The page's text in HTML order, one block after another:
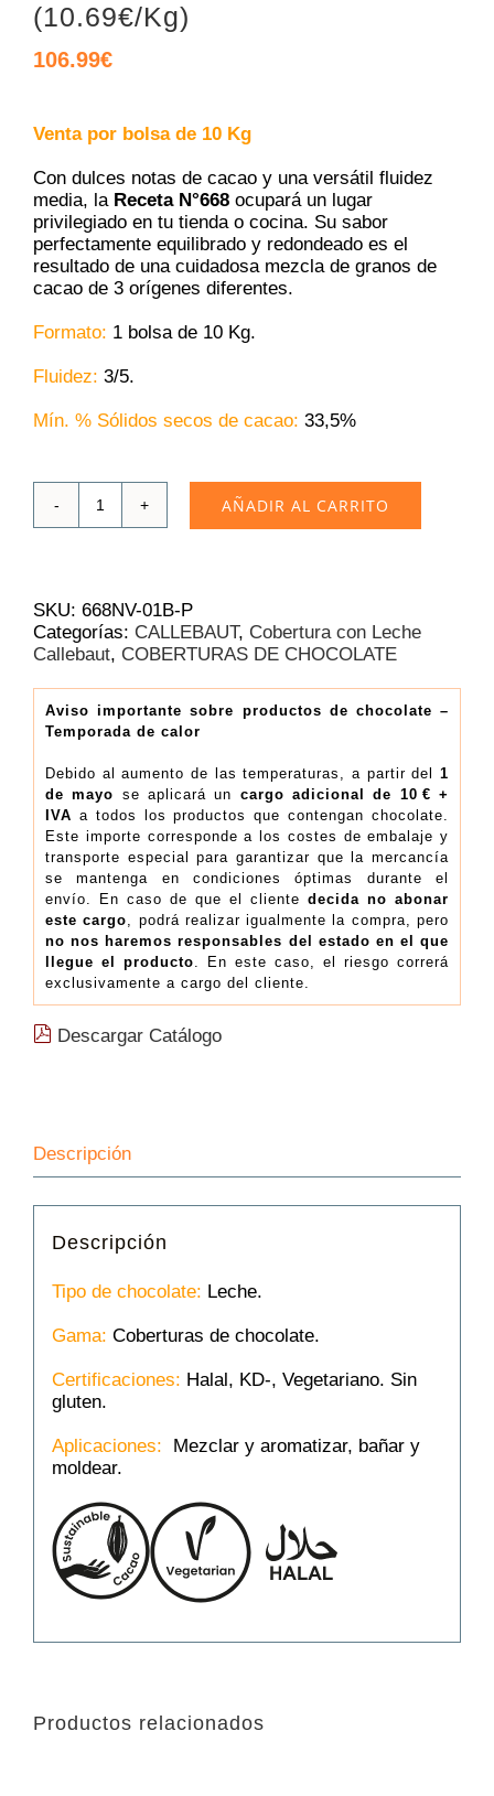
(10.69€/Kg)
106.99€
Venta por bolsa de 10 Kg
Con dulces notas de cacao y una versátil fluidez
media, la Receta N°668 ocupará un lugar
privilegiado en tu tienda o cocina. Su sabor
perfectamente equilibrado y redondeado es el
resultado de una cuidadosa mezcla de granos de
cacao de 3 orígenes diferentes.
Formato: 1 bolsa de 10 Kg.
Fluidez: 3/5.
Mín. % Sólidos secos de cacao: 33,5%
Chocolate
33.3%
|
Bolsa
10
kg
(10.69€/Kg)
cantidad
AÑADIR AL CARRITO
SKU: 668NV-01B-P
Categorías: CALLEBAUT, Cobertura con Leche
Callebaut, COBERTURAS DE CHOCOLATE
Aviso importante sobre productos de chocolate –
Temporada de calor
Debido al aumento de las temperaturas, a partir del 1
de mayo se aplicará un cargo adicional de 10 € +
IVA a todos los productos que contengan chocolate.
Este importe corresponde a los costes de embalaje y
transporte especial para garantizar que la mercancía
se mantenga en condiciones óptimas durante el
envío. En caso de que el cliente decida no abonar
este cargo, podrá realizar igualmente la compra, pero
no nos haremos responsables del estado en el que
llegue el producto. En este caso, el riesgo correrá
exclusivamente a cargo del cliente.
Descargar Catálogo
Descripción
Descripción
Tipo de chocolate: Leche.
Gama: Coberturas de chocolate.
Certificaciones: Halal, KD-, Vegetariano. Sin
gluten.
Aplicaciones: Mezclar y aromatizar, bañar y
moldear.
Productos relacionados